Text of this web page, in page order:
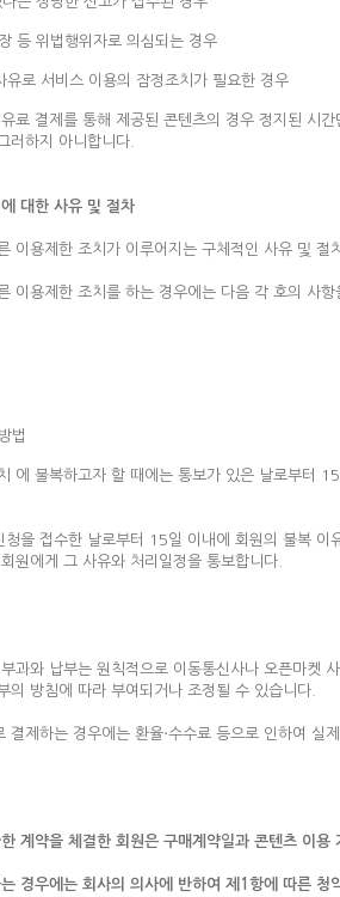
등 위법행위자로 의심되는 경우
로 서비스 이용의 잠정조치가 필요한 경우
료 결제를 통해 제공된 콘텐츠의 경우 정지된 시
러하지 아니합니다.
대한 사유 및 절차
이용제한 조치가 이루어지는 구체적인 사유 및
용제한 조치를 하는 경우에는 다음 각 호의 사
법
에 불복하고자 할 때에는 통보가 있은 날로부터
을 접수한 날로부터 15일 이내에 회원의 불복
원에게 그 사유와 처리일정을 통보합니다.
과와 납부는 원칙적으로 이동통신사나 오픈마켓
의 방침에 따라 부여되거나 조정될 수 있습니다.
제하는 경우에는 환율‧수수료 등으로 인하여 실
계약을 체결한 회원은 구매계약일과 콘텐츠 이
경우에는 회사의 의사에 반하여 제1항에 따른